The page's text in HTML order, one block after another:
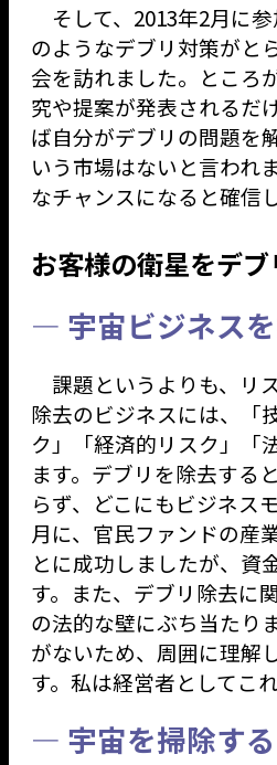
そして、2013年2月に
のようなデブリ対策がと
会を訪れました。ところ
究や提案が発表されるだ
ば自分がデブリの問題を
いう市場はないと言われ
なチャンスになると確信
お客様の衛星をデ
— 宇宙ビジネス
課題というよりも、リ
除去のビジネスには、「
ク」「経済的リスク」「
ます。デブリを除去する
らず、どこにもビジネス
月に、官民ファンドの産
とに成功しましたが、資
す。また、デブリ除去に
の法的な壁にぶち当たり
がないため、周囲に理解
す。私は経営者としてこ
— 宇宙を掃除す